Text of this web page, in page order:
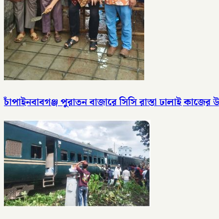
চাঁপাইনবাবগঞ্জ পুরাতন বাজারে সিসি রাস্তা ঢালাই কাজের